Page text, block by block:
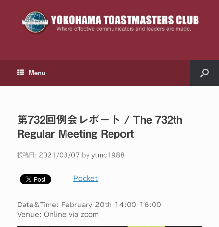
Menu
第732回例会レポート / The 732th
Regular Meeting Report
投稿日: 2021/03/07 by ytmc1988
Pocket
Date&Time: February 20th 14:00-16:00
Venue: Online via zoom